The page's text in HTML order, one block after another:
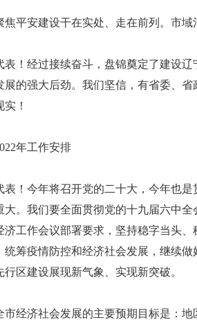
建设干在实处、走在前列。市域治
经过接续奋斗，盘锦奠定了建设辽
展的强大后劲。我们坚信，有省委、
！
年工作安排
今年将召开党的二十大，今年也是
大。我们要全面贯彻党的十九届六中
济工作会议部署要求，坚持稳字当头、
统筹疫情防控和经济社会发展，继续
行区建设展现新气象、实现新突破。
济社会发展的主要预期目标是：地